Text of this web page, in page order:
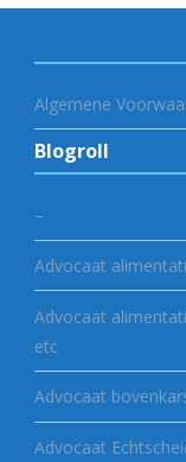
Algemene
Blogroll
–
Advocaat
Advocaat
etc
Advocaat
Advocaat